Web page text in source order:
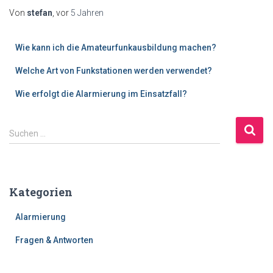
Von stefan , vor 5 Jahren
Wie kann ich die Amateurfunkausbildung machen?
Welche Art von Funkstationen werden verwendet?
Wie erfolgt die Alarmierung im Einsatzfall?
S
u
n
Suchen …
Kategorien
Alarmierung
Fragen & Antworten